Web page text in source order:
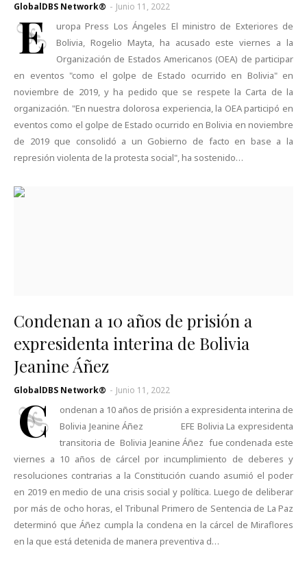
GlobalDBS Network® - Junio 11, 2022
E
uropa Press Los Ángeles El ministro de Exteriores de
Bolivia, Rogelio Mayta, ha acusado este viernes a la
Organización de Estados Americanos (OEA) de participar
en eventos "como el golpe de Estado ocurrido en Bolivia" en
noviembre de 2019, y ha pedido que se respete la Carta de la
organización. "En nuestra dolorosa experiencia, la OEA participó en
eventos como el golpe de Estado ocurrido en Bolivia en noviembre
de 2019 que consolidó a un Gobierno de facto en base a la
represión violenta de la protesta social", ha sostenido…
Condenan a 10 años de prisión a
expresidenta interina de Bolivia
Jeanine Áñez
GlobalDBS Network® - Junio 11, 2022
C
ondenan a 10 años de prisión a expresidenta interina de
Bolivia Jeanine Áñez EFE Bolivia La expresidenta
transitoria de Bolivia Jeanine Áñez fue condenada este
viernes a 10 años de cárcel por incumplimiento de deberes y
resoluciones contrarias a la Constitución cuando asumió el poder
en 2019 en medio de una crisis social y política. Luego de deliberar
por más de ocho horas, el Tribunal Primero de Sentencia de La Paz
determinó que Áñez cumpla la condena en la cárcel de Miraflores
en la que está detenida de manera preventiva d…